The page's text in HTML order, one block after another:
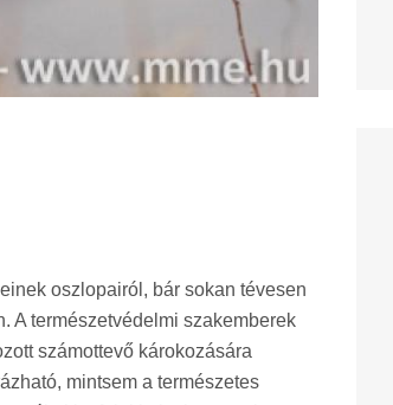
oszlopairól, bár sokan tévesen
A természetvédelmi szakemberek
számottevő károkozására
mintsem a természetes